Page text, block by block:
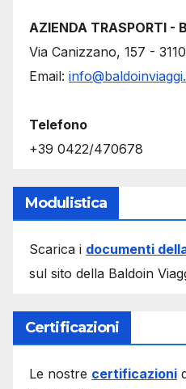
AZIENDA TRASPORTI -
Via Canizzano, 157 -
Email:
Telefono
+39 0422/470678
Modulistica
Scarica i documenti
sul sito della Baldoin
Certificazioni
Le nostre certificazioni